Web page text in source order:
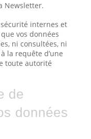
Newsletter.
internes et
vos données
ni consultées, ni
la requête d’une
toute autorité
de
données